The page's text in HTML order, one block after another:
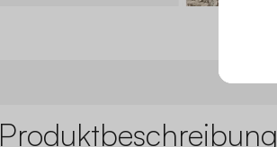
Produktbeschreibung